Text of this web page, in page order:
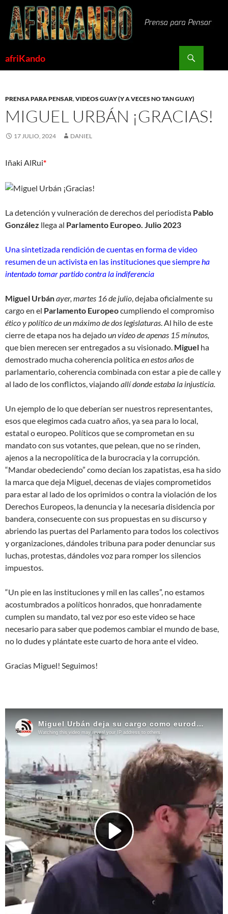
Saltar
contenido
afriKando
PRENSA PARA PENSAR,VIDEOS GUAY (Y A VECES NO TAN GUAY)
MIGUEL URBÁN ¡GRACIAS!
17 JULIO, 2024 DANIEL
Iñaki AlRui*
La detención y vulneración de derechos del periodista Pablo
González llega al Parlamento Europeo. Julio 2023
Una sintetizada rendición de cuentas en forma de video
resumen de un activista en las instituciones que siempre ha
intentado tomar partido contra la indiferencia
Miguel Urbánayer, martes 16 de julio , dejaba oficialmente su
cargo en el Parlamento Europeocumpliendo el compromiso
ético y político de un máximo de dos legislaturas . Al hilo de este
cierre de etapa nos ha dejadoun video de apenas 15 minutos,
que bien merecen ser entregados a su visionado. Miguel ha
demostrado mucha coherencia políticaen estos añosde
parlamentario, coherencia combinada con estar a pie de calle y
al lado de los conflictos, viajandoallí donde estaba la injusticia.
Un ejemplo de lo que deberían ser nuestros representantes,
esos que elegimos cada cuatro años, ya sea para lo local,
estatal o europeo. Políticos que se comprometan en su
mandato con sus votantes, que pelean, que no se rinden,
ajenos a la necropolítica de la burocracia y la corrupción.
“Mandar obedeciendo” como decían los zapatistas, esa ha sido
la marca que deja Miguel, decenas de viajes comprometidos
para estar al lado de los oprimidos o contra la violación de los
Derechos Europeos, la denuncia y la necesaria disidencia por
bandera, consecuente con sus propuestas en su discurso y
abriendo las puertas del Parlamento para todos los colectivos
y organizaciones, dándoles tribuna para poder denunciar sus
luchas, protestas, dándoles voz para romper los silencios
impuestos.
“Un pie en las instituciones y mil en las calles”, no estamos
acostumbrados a políticos honrados, que honradamente
cumplen su mandato, tal vez por eso este video se hace
necesario para saber que podemos cambiar el mundo de base,
no lo dudes y plántate este cuarto de hora ante el video.
Gracias Miguel! Seguimos!